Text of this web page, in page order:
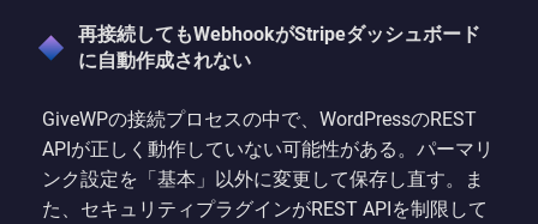
再接続してもWebhookがStripeダッシュボード
に自動作成されない
GiveWPの接続プロセスの中で、WordPressのREST
APIが正しく動作していない可能性がある。パーマリ
ンク設定を「基本」以外に変更して保存し直す。ま
た、セキュリティプラグインがREST APIを制限して